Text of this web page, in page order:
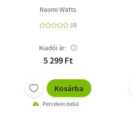
Naomi Watts
Kiadói ár:
5 299 Ft
Kosárba
Perceken belül